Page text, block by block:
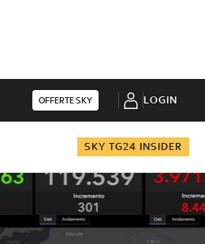
OFFERTE SKY LOGIN
SKY TG24 INSIDER